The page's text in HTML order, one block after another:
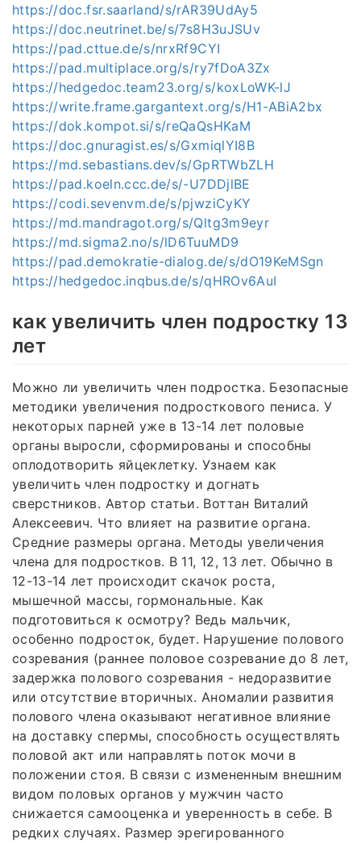
https://doc.fsr.saarland/s/rAR39UdAy5
https://doc.neutrinet.be/s/7s8H3uJSUv
https://pad.cttue.de/s/nrxRf9CYI
https://pad.multiplace.org/s/ry7fDoA3Zx
https://hedgedoc.team23.org/s/koxLoWK-lJ
https://write.frame.gargantext.org/s/H1-ABiA2bx
https://dok.kompot.si/s/reQaQsHKaM
https://doc.gnuragist.es/s/GxmiqlYI8B
https://md.sebastians.dev/s/GpRTWbZLH
https://pad.koeln.ccc.de/s/-U7DDjlBE
https://codi.sevenvm.de/s/pjwziCyKY
https://md.mandragot.org/s/Qltg3m9eyr
https://md.sigma2.no/s/lD6TuuMD9
https://pad.demokratie-dialog.de/s/dO19KeMSgn
https://hedgedoc.inqbus.de/s/qHROv6AuI
как увеличить член подростку 13
лет
Можно ли увеличить член подростка. Безопасные
методики увеличения подросткового пениса. У
некоторых парней уже в 13-14 лет половые
органы выросли, сформированы и способны
оплодотворить яйцеклетку. Узнаем как
увеличить член подростку и догнать
сверстников. Автор статьи. Воттан Виталий
Алексеевич. Что влияет на развитие органа.
Средние размеры органа. Методы увеличения
члена для подростков. В 11, 12, 13 лет. Обычно в
12-13-14 лет происходит скачок роста,
мышечной массы, гормональные. Как
подготовиться к осмотру? Ведь мальчик,
особенно подросток, будет. Нарушение полового
созревания (раннее половое созревание до 8 лет,
задержка полового созревания - недоразвитие
или отсутствие вторичных. Аномалии развития
полового члена оказывают негативное влияние
на доставку спермы, способность осуществлять
половой акт или направлять поток мочи в
положении стоя. В связи с измененным внешним
видом половых органов у мужчин часто
снижается самооценка и уверенность в себе. В
редких случаях. Размер эрегированного